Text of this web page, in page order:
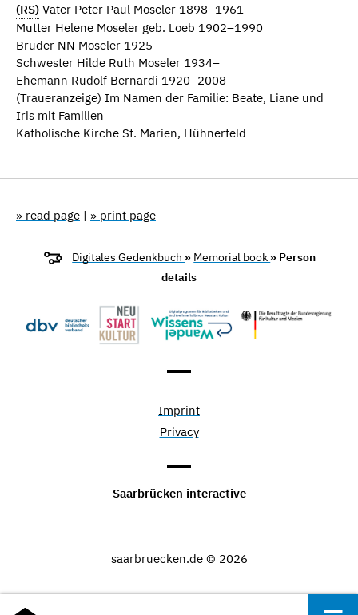
(RS) Vater Peter Paul Moseler 1898–1961
Mutter Helene Moseler geb. Loeb 1902–1990
Bruder NN Moseler 1925–
Schwester Hilde Ruth Moseler 1934–
Ehemann Rudolf Bernardi 1920–2008
(Traueranzeige) Im Namen der Familie: Beate, Liane und
Iris mit Familien
Katholische Kirche St. Marien, Hühnerfeld
» read page | » print page
Digitales Gedenkbuch » Memorial book » Person
details
Imprint
Privacy
Saarbrücken interactive
saarbruecken.de © 2026